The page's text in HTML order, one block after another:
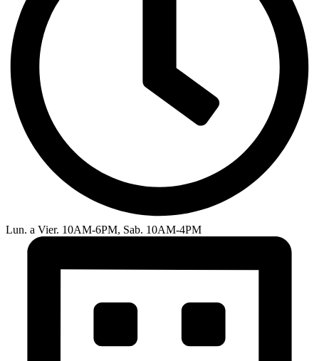
Lun. a Vier. 10AM-6PM, Sab. 10AM-4PM